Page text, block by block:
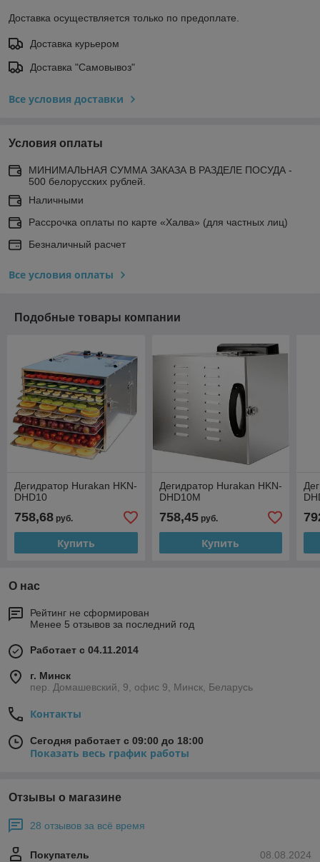
Доставка осуществляется только по предоплате.
Доставка курьером
Доставка "Самовывоз"
Все условия доставки
Условия оплаты
МИНИМАЛЬНАЯ СУММА ЗАКАЗА В РАЗДЕЛЕ ПОСУДА -
500 белорусских рублей.
Наличными
Рассрочка оплаты по карте «Халва» (для частных лиц)
Безналичный расчет
Все условия оплаты
Подобные товары компании
Дегидратор Hurakan HKN-
DHD10
758,68 руб.
Купить
Дегидратор Hurakan HKN-
DHD10M
758,45руб.
Купить
О нас
Рейтинг не сформирован
Менее 5 отзывов за последний год
Работает с 04.11.2014
г. Минск
пер. Домашевский, 9, офис 9, Минск, Беларусь
Контакты
Сегодня работает с 09:00 до 18:00
Показать весь график работы
Отзывы о магазине
28 отзывов за всё время
08.08.2024
Покупатель